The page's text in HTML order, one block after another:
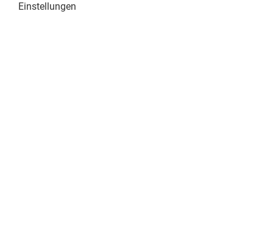
Einstellungen